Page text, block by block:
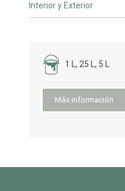
Interior y Exterior
1 L, 25 L, 5 L
Más información